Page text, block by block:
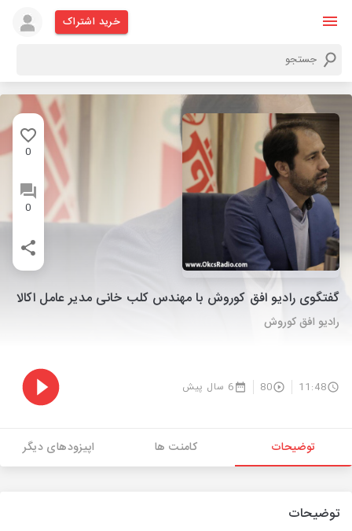
خرید اشتراک
0
0
گفتگوی رادیو افق کوروش با مهندس کلب خانی مدیر عامل اکالا
رادیو افق کوروش
11:48
80 6 سال پیش
توضیحات کامنت ها اپیزودهای دیگر
توضیحات